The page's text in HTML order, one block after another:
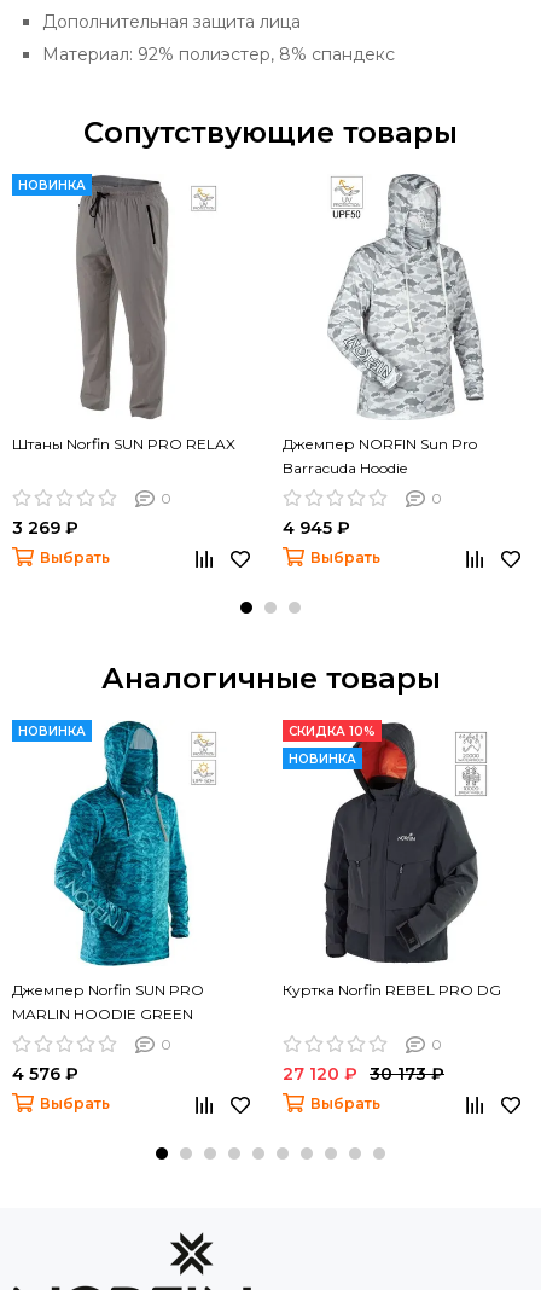
Дополнительная защита лица
Материал: 92% полиэстер, 8% спандекс
Сопутствующие товары
НОВИНКА
Штаны Norfin SUN PRO RELAX
0
3 269 ₽
Выбрать
Джемпер NORFIN Sun Pro
Barracuda Hoodie
0
4 945 ₽
Выбрать
Аналогичные товары
НОВИНКА
Джемпер Norfin SUN PRO
MARLIN HOODIE GREEN
0
4 576 ₽
Выбрать
СКИДКА 10%
НОВИНКА
Куртка Norfin REBEL PRO DG
0
27 120 ₽ 30 173 ₽
Выбрать